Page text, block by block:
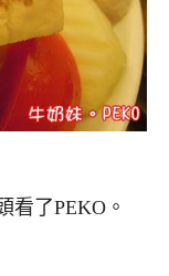
看了PEKO。